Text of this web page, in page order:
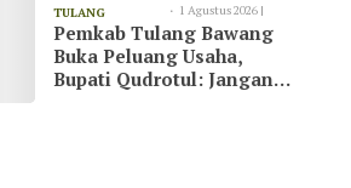
TULANG
BAWANG
1 Agustus 2026 |
23:07
Pemkab Tulang Bawang
Buka Peluang Usaha,
Bupati Qudrotul: Jangan